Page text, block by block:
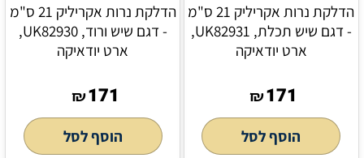
הדלקת נרות אקריליק 21 ס"מ
- דגם שיש תכלת, UK82931,
ארט יודאיקה
₪171
הוסף לסל
הדלקת נרות אקריליק 21 ס"מ
- דגם שיש ורוד, UK82930,
ארט יודאיקה
₪171
הוסף לסל